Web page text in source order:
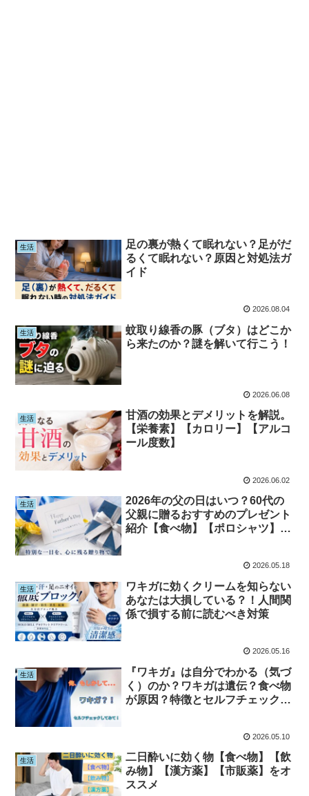
生活
足の裏が熱くて眠れない？足がだ
るくて眠れない？原因と対処法ガ
イド
2026.08.04
生活
蚊取り線香の豚（ブタ）はどこか
ら来たのか？謎を解いて行こう！
2026.06.08
生活
甘酒の効果とデメリットを解説。
【栄養素】【カロリー】【アルコ
ール度数】
2026.06.02
生活
2026年の父の日はいつ？60代の
父親に贈るおすすめのプレゼント
紹介【食べ物】【ポロシャツ】
2026.05.18
生活
ワキガに効くクリームを知らない
あなたは大損している？！人間関
係で損する前に読むべき対策
2026.05.16
生活
『ワキガ』は自分でわかる（気づ
く）のか？ワキガは遺伝？食べ物
が原因？特徴とセルフチェックを
2026.05.10
生活
二日酔いに効く物【食べ物】【飲
み物】【漢方薬】【市販薬】をオ
ススメ